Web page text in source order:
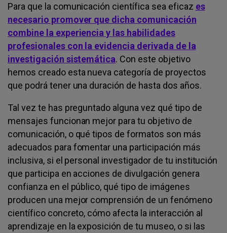
Para que la comunicación científica sea eficaz es
necesario promover que dicha comunicación
combine la experiencia y las habilidades
profesionales con la evidencia derivada de la
investigación sistemática. Con este objetivo
hemos creado esta nueva categoría de proyectos
que podrá tener una duración de hasta dos años.
Tal vez te has preguntado alguna vez qué tipo de
mensajes funcionan mejor para tu objetivo de
comunicación, o qué tipos de formatos son más
adecuados para fomentar una participación más
inclusiva, si el personal investigador de tu institución
que participa en acciones de divulgación genera
confianza en el público, qué tipo de imágenes
producen una mejor comprensión de un fenómeno
científico concreto, cómo afecta la interacción al
aprendizaje en la exposición de tu museo, o si las